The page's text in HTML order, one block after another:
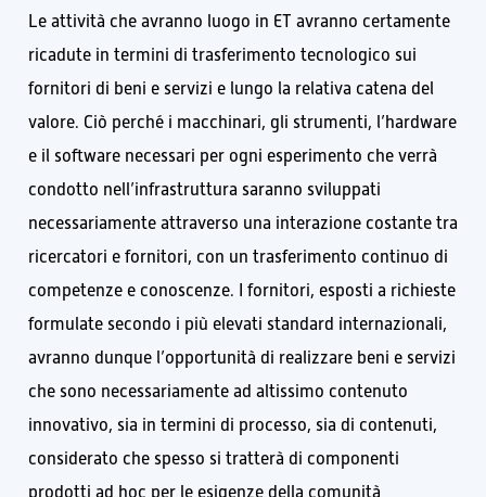
Le attività che avranno luogo in ET avranno certamente
ricadute in termini di trasferimento tecnologico sui
fornitori di beni e servizi e lungo la relativa catena del
valore. Ciò perché i macchinari, gli strumenti, l’hardware
e il software necessari per ogni esperimento che verrà
condotto nell’infrastruttura saranno sviluppati
necessariamente attraverso una interazione costante tra
ricercatori e fornitori, con un trasferimento continuo di
competenze e conoscenze. I fornitori, esposti a richieste
formulate secondo i più elevati standard internazionali,
avranno dunque l’opportunità di realizzare beni e servizi
che sono necessariamente ad altissimo contenuto
innovativo, sia in termini di processo, sia di contenuti,
considerato che spesso si tratterà di componenti
prodotti ad hoc per le esigenze della comunità